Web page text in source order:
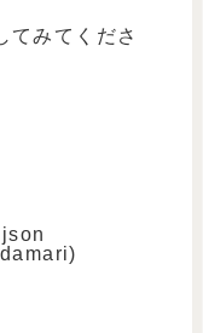
てみてくださ